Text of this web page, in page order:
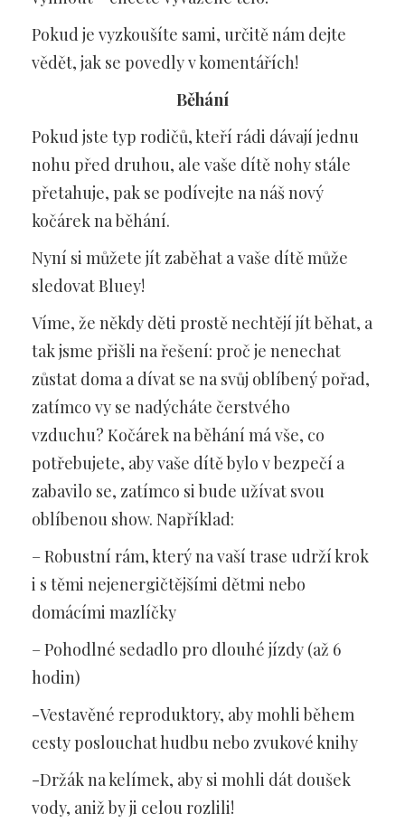
Pokud je vyzkoušíte sami, určitě nám dejte
vědět, jak se povedly v komentářích!
Běhání
Pokud jste typ rodičů, kteří rádi dávají jednu
nohu před druhou, ale vaše dítě nohy stále
přetahuje, pak se podívejte na náš nový
kočárek na běhání.
Nyní si můžete jít zaběhat a vaše dítě může
sledovat Bluey!
Víme, že někdy děti prostě nechtějí jít běhat, a
tak jsme přišli na řešení: proč je nenechat
zůstat doma a dívat se na svůj oblíbený pořad,
zatímco vy se nadýcháte čerstvého
vzduchu? Kočárek na běhání má vše, co
potřebujete, aby vaše dítě bylo v bezpečí a
zabavilo se, zatímco si bude užívat svou
oblíbenou show. Například:
– Robustní rám, který na vaší trase udrží krok
i s těmi nejenergičtějšími dětmi nebo
domácími mazlíčky
– Pohodlné sedadlo pro dlouhé jízdy (až 6
hodin)
-Vestavěné reproduktory, aby mohli během
cesty poslouchat hudbu nebo zvukové knihy
-Držák na kelímek, aby si mohli dát doušek
vody, aniž by ji celou rozlili!